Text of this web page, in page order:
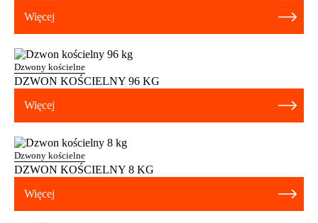
Więcej
Dzwony kościelne
DZWON KOŚCIELNY 96 KG
Więcej
Dzwony kościelne
DZWON KOŚCIELNY 8 KG
Więcej